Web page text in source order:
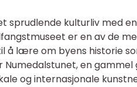
sprudlende kulturliv med
er en av de
å lære om byens historie
en
og internasjonale